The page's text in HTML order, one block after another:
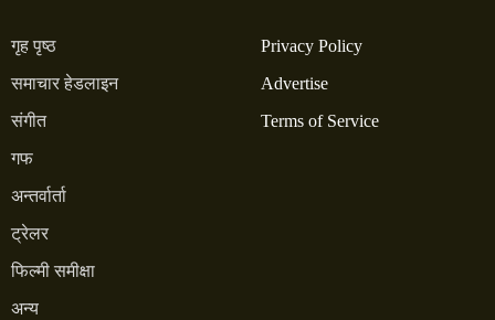
गृह पृष्ठ
समाचार हेडलाइन
संगीत
गफ
अन्तर्वार्ता
ट्रेलर
फिल्मी समीक्षा
अन्य
Privacy Policy
Advertise
Terms of Service